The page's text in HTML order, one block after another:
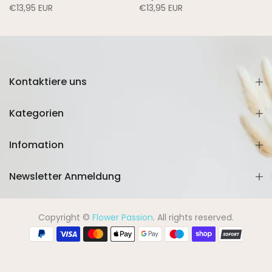
€13,95 EUR
€13,95 EUR
Kontaktiere uns
Kategorien
Infomation
Newsletter Anmeldung
Copyright © Flower Passion. All rights reserved.